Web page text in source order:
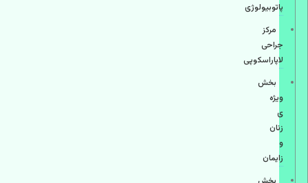
پاتوبیولوژی
مرکز
جراحی
لاپاراسکوپی
بخش
ویژه
ی
زنان
و
زایمان